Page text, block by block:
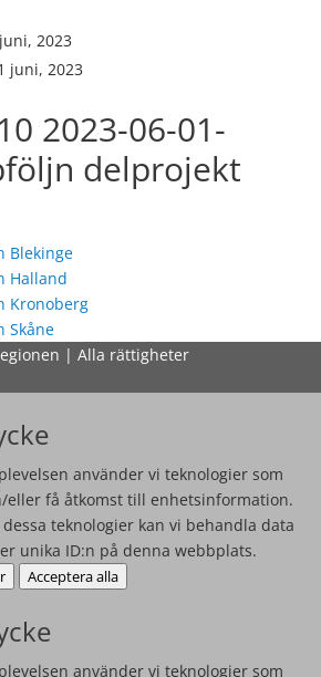
2023
juni, 2023
2023-06-01-
delprojekt
| Alla rättigheter
använder vi teknologier som
eller få åtkomst till enhetsinformation.
teknologier kan vi behandla data
unika ID:n på denna webbplats.
Acceptera alla
använder vi teknologier som